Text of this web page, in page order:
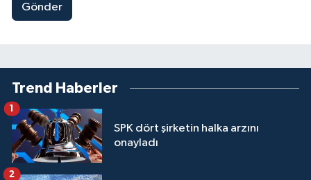
Gönder
Trend Haberler
SPK dört şirketin halka arzını
onayladı
1
2